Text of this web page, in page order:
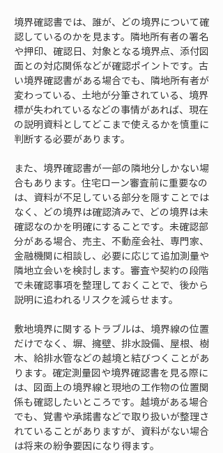
境界確認書では、誰が、どの境界について確
認しているのかを見ます。隣地所有者の署名
や押印、確認日、対象となる境界点、添付図
面との対応関係などが確認ポイントです。古
い境界確認書がある場合でも、隣地所有者が
変わっている、土地が分筆されている、境界
標が失われているなどの事情があれば、現在
の説明資料としてどこまで使えるかを慎重に
判断する必要があります。
また、境界確認書が一部の隣地分しかない場
合もあります。住宅ローン審査前に重要なの
は、資料が不足している部分を隠すことでは
なく、どの境界は確認済みで、どの境界は未
確認なのかを明確にすることです。未確認部
分がある場合、売主、不動産会社、専門家、
金融機関に相談し、必要に応じて追加測量や
隣地立会いを検討します。審査や契約の段階
で未確認事項を整理しておくことで、後から
説明に追われるリスクを減らせます。
敷地境界に関するトラブルは、境界線の位置
だけでなく、塀、擁壁、排水設備、屋根、樹
木、給排水管などの越境と結びつくことがあ
ります。確定測量図や境界確認書を見る際に
は、図面上の境界線と現地の工作物の位置関
係も確認したいところです。越境がある場合
でも、覚書や承諾書などで取り扱いが整理さ
れていることがありますが、資料がない場合
は将来の紛争要因になり得ます。